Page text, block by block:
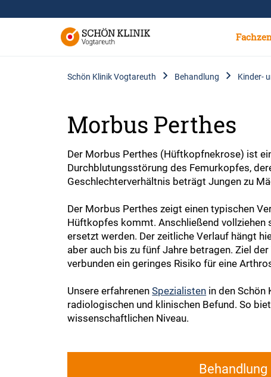
Schön Klinik Vogtareuth Behandlung Kinder-
Morbus Perthes
Der Morbus Perthes (Hüftkopfnekrose) ist
Durchblutungsstörung des Femurkopfes,
Geschlechterverhältnis beträgt Jungen zu
Der Morbus Perthes zeigt einen typischen
Hüftkopfes kommt. Anschließend vollziehen
ersetzt werden. Der zeitliche Verlauf hängt
aber auch bis zu fünf Jahre betragen. Ziel
verbunden ein geringes Risiko für eine
Unsere erfahrenenSpezialisten in den Schön
radiologischen und klinischen Befund. So
wissenschaftlichen Niveau.
Behandlung